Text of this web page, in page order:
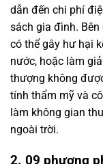
dẫn đến chi phí
sách gia đình.
có thể gây hư hại
nước, hoặc làm
thượng không
tính thẩm mỹ và
làm không gian
ngoài trời.
2. 09 phương